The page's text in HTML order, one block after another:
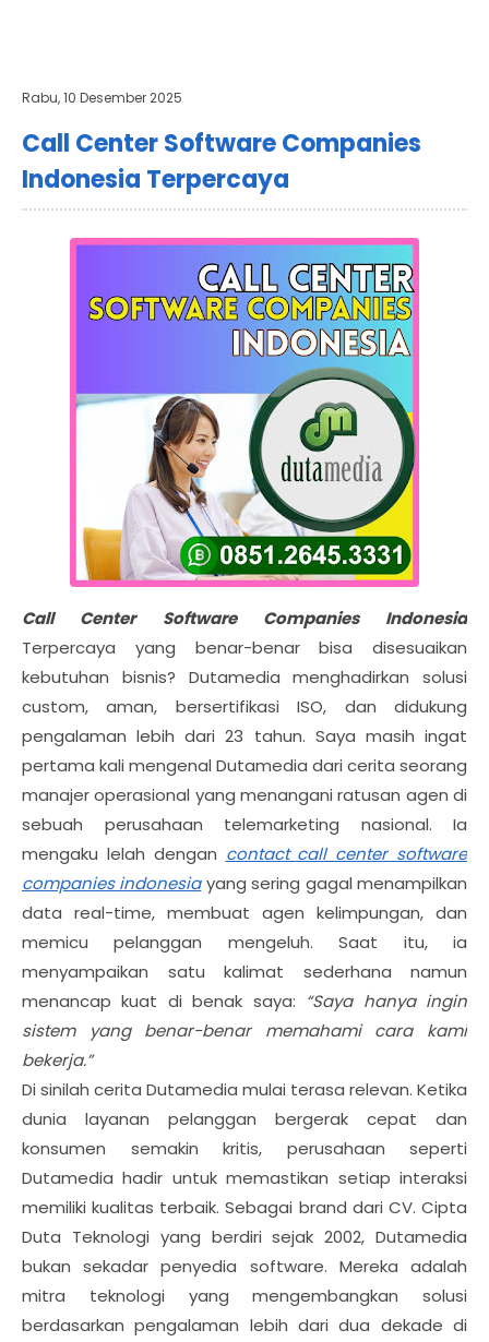
Rabu, 10 Desember 2025
Call Center Software Companies
Indonesia Terpercaya
Call Center Software Companies Indonesia
Terpercaya yang benar-benar bisa disesuaikan
kebutuhan bisnis? Dutamedia menghadirkan solusi
custom, aman, bersertifikasi ISO, dan didukung
pengalaman lebih dari 23 tahun. Saya masih ingat
pertama kali mengenal Dutamedia dari cerita seorang
manajer operasional yang menangani ratusan agen di
sebuah perusahaan telemarketing nasional. Ia
mengaku lelah dengan contact call center software
companies indonesiayang sering gagal menampilkan
data real-time, membuat agen kelimpungan, dan
memicu pelanggan mengeluh. Saat itu, ia
menyampaikan satu kalimat sederhana namun
menancap kuat di benak saya: “Saya hanya ingin
sistem yang benar-benar memahami cara kami
bekerja.”
Di sinilah cerita Dutamedia mulai terasa relevan. Ketika
dunia layanan pelanggan bergerak cepat dan
konsumen semakin kritis, perusahaan seperti
Dutamedia hadir untuk memastikan setiap interaksi
memiliki kualitas terbaik. Sebagai brand dari CV. Cipta
Duta Teknologi yang berdiri sejak 2002, Dutamedia
bukan sekadar penyedia software. Mereka adalah
mitra teknologi yang mengembangkan solusi
berdasarkan pengalaman lebih dari dua dekade di